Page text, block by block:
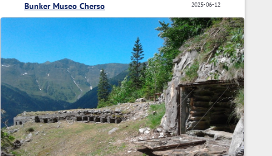
2025-06-12
Bunker Museo Cherso